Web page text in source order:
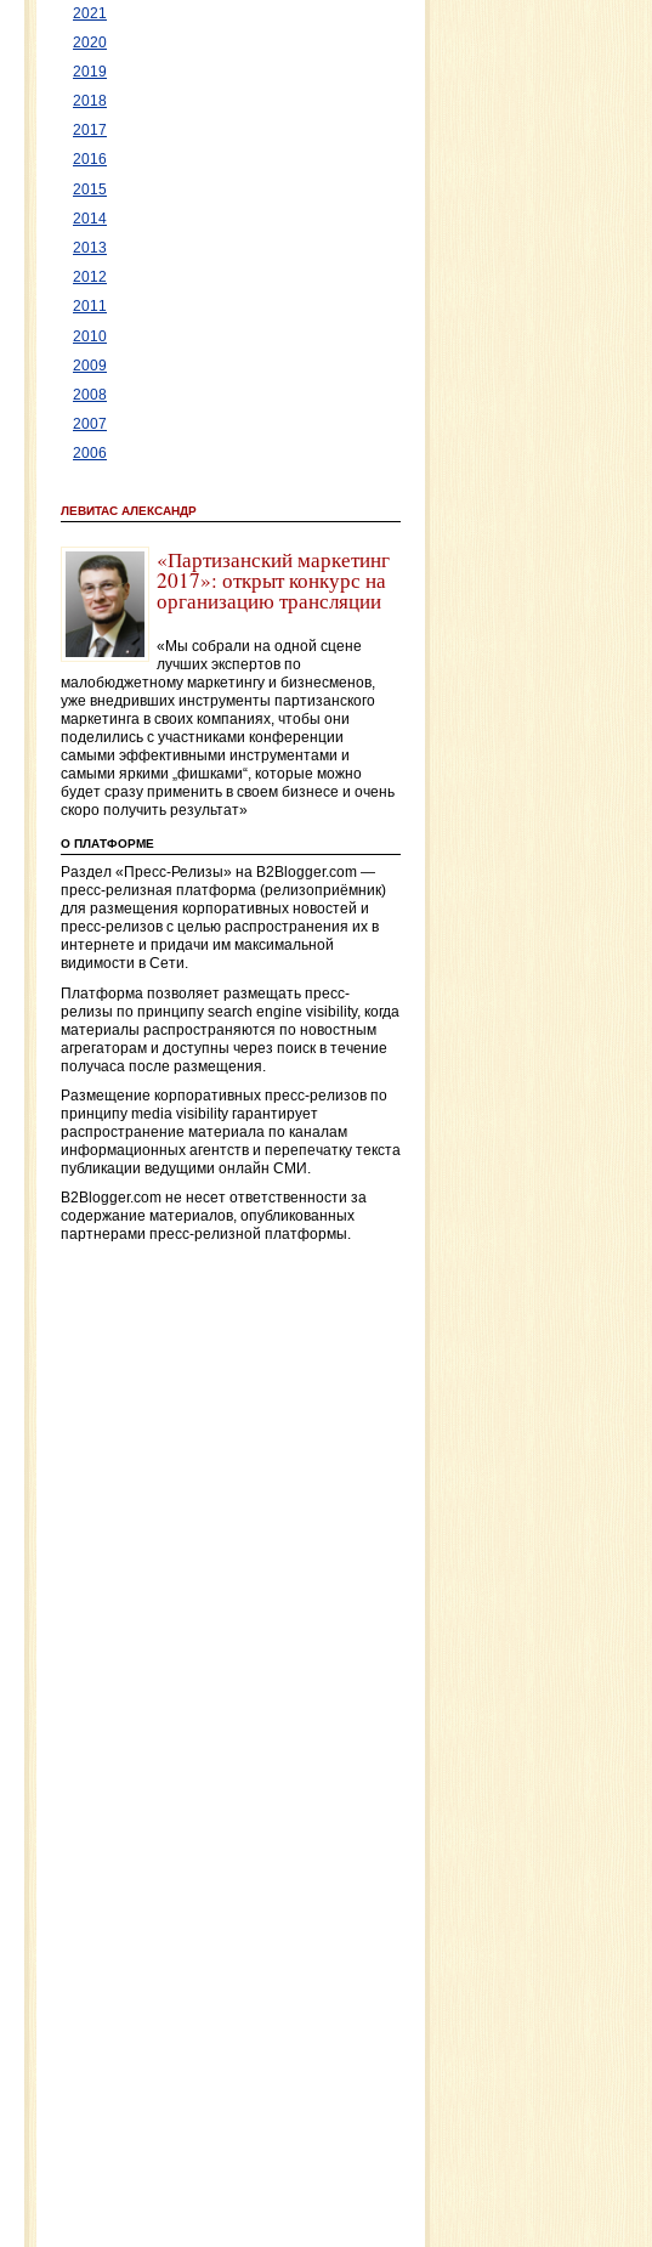
2021
2020
2019
2018
2017
2016
2015
2014
2013
2012
2011
2010
2009
2008
2007
2006
ЛЕВИТАС АЛЕКСАНДР
«Партизанский маркетинг
2017»: открыт конкурс на
организацию трансляции
«Мы собрали на одной сцене
лучших экспертов по
малобюджетному маркетингу и бизнесменов,
уже внедривших инструменты партизанского
маркетинга в своих компаниях, чтобы они
поделились с участниками конференции
самыми эффективными инструментами и
самыми яркими „фишками“, которые можно
будет сразу применить в своем бизнесе и очень
скоро получить результат»
О ПЛАТФОРМЕ
Раздел «Пресс-Релизы» на B2Blogger.com —
пресс-релизная платформа (релизоприёмник)
для размещения корпоративных новостей и
пресс-релизов с целью распространения их в
интернете и придачи им максимальной
видимости в Сети.
Платформа позволяет размещать пресс-
релизы по принципу search engine visibility, когда
материалы распространяются по новостным
агрегаторам и доступны через поиск в течение
получаса после размещения.
Размещение корпоративных пресс-релизов по
принципу media visibility гарантирует
распространение материала по каналам
информационных агентств и перепечатку текста
публикации ведущими онлайн СМИ.
B2Blogger.com не несет ответственности за
содержание материалов, опубликованных
партнерами пресс-релизной платформы.